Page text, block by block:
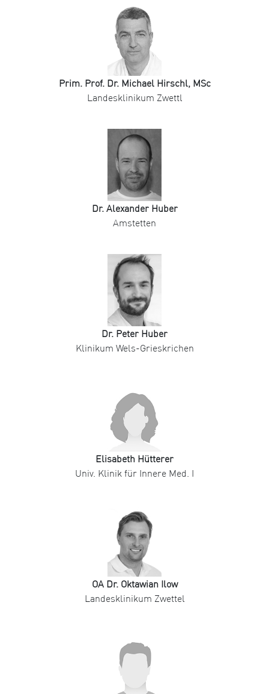
Prim. Prof. Dr. Michael Hirschl, MSc
Landesklinikum Zwettl
Dr. Alexander Huber
Amstetten
Dr. Peter Huber
Klinikum Wels-Grieskrichen
Elisabeth Hütterer
Univ. Klinik für Innere Med. I
OA Dr. Oktawian Ilow
Landesklinikum Zwettel